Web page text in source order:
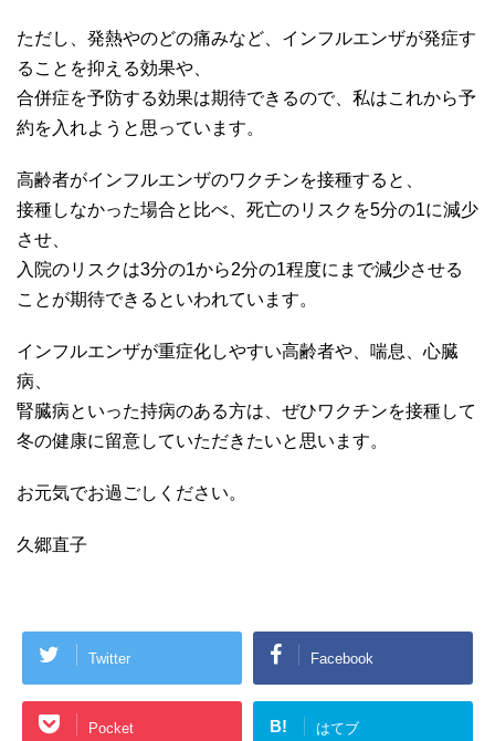
ただし、発熱やのどの痛みなど、インフルエンザが発症す
ることを抑える効果や、
合併症を予防する効果は期待できるので、私はこれから予
約を入れようと思っています。
高齢者がインフルエンザのワクチンを接種すると、
接種しなかった場合と比べ、死亡のリスクを5分の1に減少
させ、
入院のリスクは3分の1から2分の1程度にまで減少させる
ことが期待できるといわれています。
インフルエンザが重症化しやすい高齢者や、喘息、心臓
病、
腎臓病といった持病のある方は、ぜひワクチンを接種して
冬の健康に留意していただきたいと思います。
お元気でお過ごしください。
久郷直子
Twitter Facebook
Pocket B! はてブ